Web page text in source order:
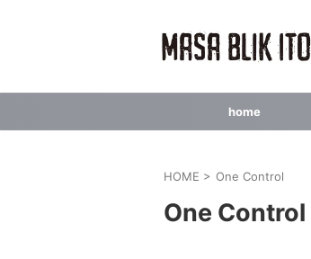
home
HOME > One Control
One Control